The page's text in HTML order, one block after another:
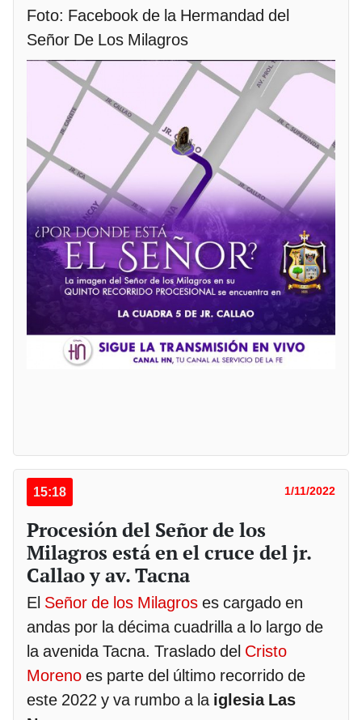
Foto: Facebook de la Hermandad del
Señor De Los Milagros
15:18 1/11/2022
Procesión del Señor de los
Milagros está en el cruce del jr.
Callao y av. Tacna
El Señor de los Milagros es cargado en
andas por la décima cuadrilla a lo largo de
la avenida Tacna. Traslado del Cristo
Moreno es parte del último recorrido de
este 2022 y va rumbo a la iglesia Las